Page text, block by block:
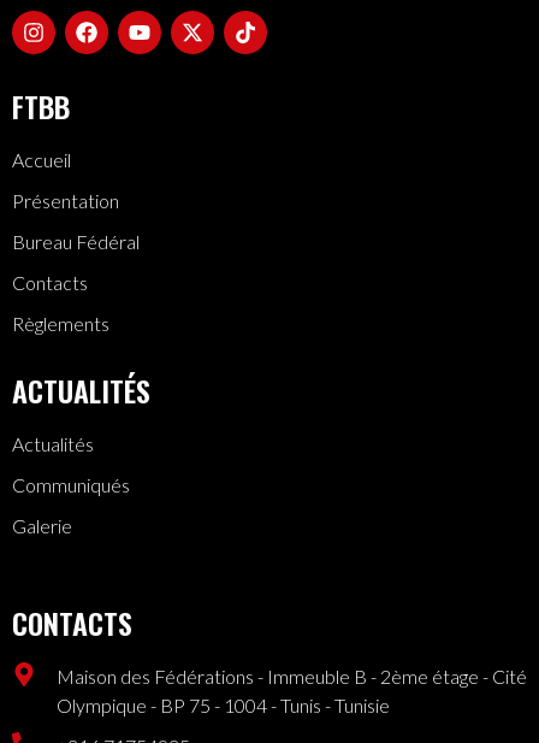
FTBB
Accueil
Présentation
Bureau Fédéral
Contacts
Règlements
ACTUALITÉS
Actualités
Communiqués
Galerie
CONTACTS
Maison des Fédérations - Immeuble B - 2ème étage - Cité
Olympique - BP 75 - 1004 - Tunis - Tunisie